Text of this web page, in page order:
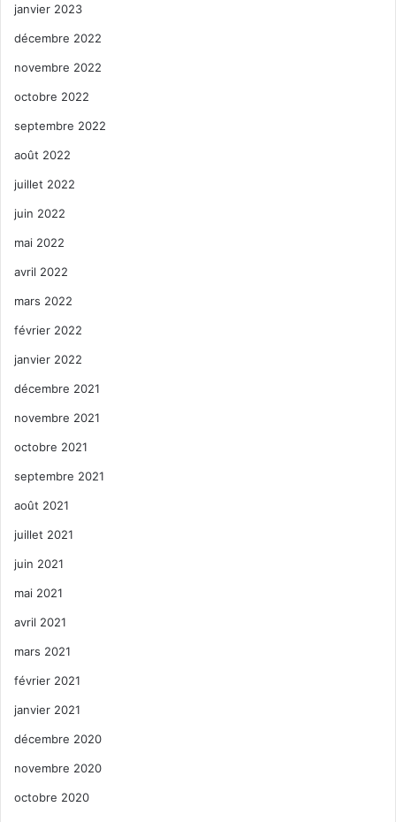
janvier 2023
décembre 2022
novembre 2022
octobre 2022
septembre 2022
août 2022
juillet 2022
juin 2022
mai 2022
avril 2022
mars 2022
février 2022
janvier 2022
décembre 2021
novembre 2021
octobre 2021
septembre 2021
août 2021
juillet 2021
juin 2021
mai 2021
avril 2021
mars 2021
février 2021
janvier 2021
décembre 2020
novembre 2020
octobre 2020